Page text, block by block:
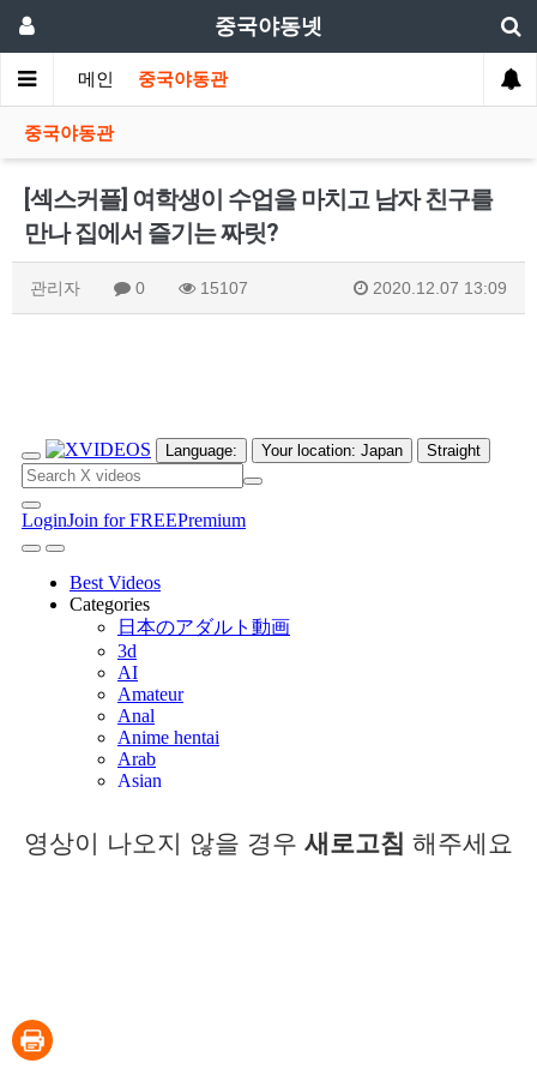
중국야동넷
메인 중국야동관
중국야동관
[섹스커플] 여학생이 수업을 마치고 남자 친구를
만나 집에서 즐기는 짜릿?
관리자 0 15107 2020.12.07 13:09
영상이 나오지 않을 경우 새로고침 해주세요